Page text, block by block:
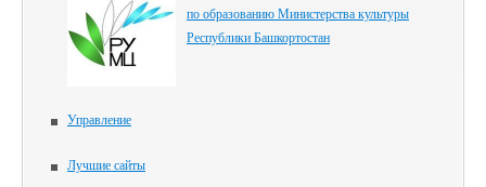
по образованию Министерства культуры
Республики Башкортостан
Управление
Лучшие сайты